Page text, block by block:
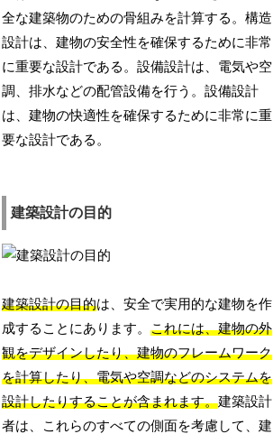
全な建築物のための骨組みを計算する。構造
設計は、建物の安全性を確保するために非常
に重要な設計である。設備設計は、電気や空
調、排水などの配管設備を行う。設備設計
は、建物の快適性を確保するために非常に重
要な設計である。
建築設計の目的
建築設計の目的は、安全で実用的な建物を作
成することにあります。これには、建物の外
観をデザインしたり、建物のフレームワーク
を計算したり、電気や空調などのシステムを
設計したりすることが含まれます。建築設計
者は、これらのすべての側面を考慮して、建